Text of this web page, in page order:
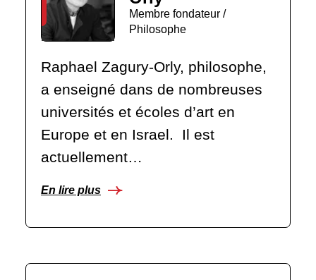
Membre fondateur /
Philosophe
Raphael Zagury-Orly, philosophe,
a enseigné dans de nombreuses
universités et écoles d’art en
Europe et en Israel. Il est
actuellement…
En lire plus